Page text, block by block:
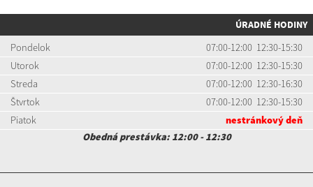
ÚRADNÉ HODINY
Pondelok
07:00-12:00 12:30-15:30
Utorok
07:00-12:00 12:30-15:30
Streda
07:00-12:00 12:30-16:30
Štvrtok
07:00-12:00 12:30-15:30
Piatok
nestránkový deň
Obedná prestávka: 12:00 - 12:30